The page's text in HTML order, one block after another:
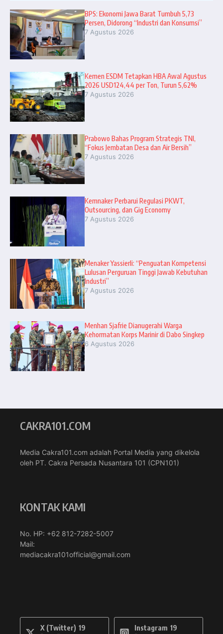
BPS: Ekonomi Jawa Barat Tumbuh 5,73
Persen, Didorong “Industri dan Konsumsi”
7 Agustus 2026
Kemen ESDM Tetapkan HBA Awal Agustus
2026 USD124,44 per Ton, Turun 5,62%
7 Agustus 2026
Prabowo Bahas Program Strategis TNI,
“Fokus Jembatan Desa dan Air Bersih”
7 Agustus 2026
Kemnaker Perbarui Regulasi PKWT,
Outsourcing, dan Gig Economy
7 Agustus 2026
Menaker Yassierli: “Penguatan Kompetensi
Lulusan Perguruan Tinggi Jawab Kebutuhan
Industri”
7 Agustus 2026
Menhan Sjafrie Dianugerahi Warga
Kehormatan Korps Marinir di Dabo Singkep
6 Agustus 2026
CAKRA101.COM
Media Cakra101.com adalah Portal Media yang dikelola
oleh PT. Cakra Persada Nusantara 101 (CPN101)
KONTAK KAMI
No. HP: +62 812-7282-5007
Mail:
mediacakra101official@gmail.com
X (Twitter) 19
Instagram 19